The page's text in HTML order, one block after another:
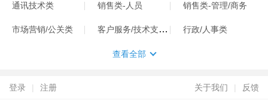
通讯技术类 销售类-人员 销售类-管理/商务
市场营销/公关类 客户服务/技术支持类 行政/人事类
查看全部
登录 | 注册 关于我们 | 反馈